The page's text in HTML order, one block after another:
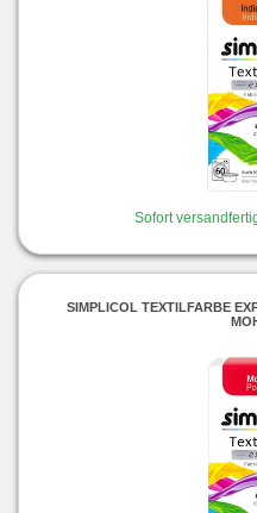
Sofort
SIMPLICOL TEXTILFARBE